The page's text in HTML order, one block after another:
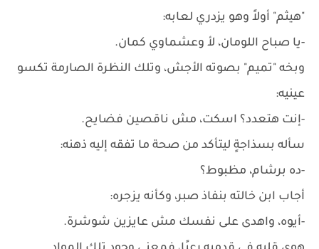
"هيثم" أولاً وهو يزدري لعابه:
-يا صباح اللومان، لأ وعشماوي كمان.
وبخه "تميم" بصوته الأجش، وتلك النظرة الصارمة تكسو
عينيه:
-إنت هتعدد؟ اسكت، مش ناقصين فضايح.
سأله بسذاجةٍ ليتأكد من صحة ما تفقه إليه ذهنه:
-ده برشام، مظبوط؟
أجاب ابن خالته بنفاذ صبر، وكأنه يزجره:
-أيوه، واهدى على نفسك مش عايزين شوشرة.